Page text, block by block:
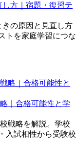
方｜宿題・復習テ
の原因と見直し方
トを家庭学習につな
｜合格可能性と学
戦略を解説。学校
入試相性から受験校